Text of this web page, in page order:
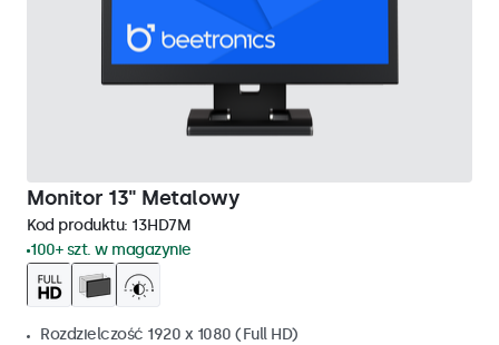
Monitor 13" Metalowy
Kod produktu: 13HD7M
100+ szt. w magazynie
Rozdzielczość 1920 x 1080 (Full HD)